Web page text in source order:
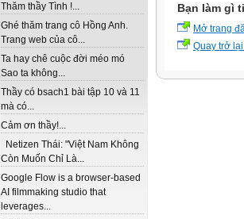
Thăm thầy Tình !...
Ghé thăm trang cô Hồng Anh.
Trang web của cô...
Ta hay chê cuộc đời méo mó
Sao ta không...
Thầy có bsach1 bài tập 10 và 11
mà có...
Cảm ơn thầy!...
Netizen Thái: "Việt Nam Không
Còn Muốn Chỉ Là...
Google Flow is a browser-based
AI filmmaking studio that
leverages...
Bạn làm gì
Mở trang
Quay trở